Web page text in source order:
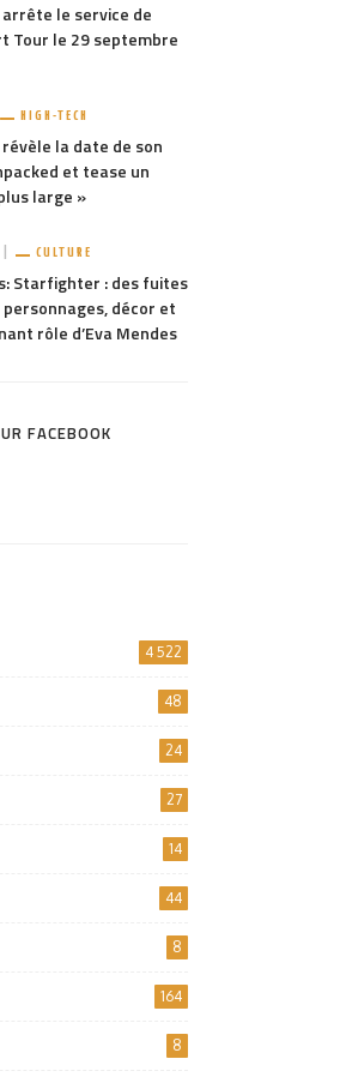
le service de
Tour le 29 septembre
HIGH-TECH
la date de son
et tease un
large »
CULTURE
Starfighter : des fuites
décor et
rôle d’Eva Mendes
FACEBOOK
4 522
48
24
27
14
44
8
164
8